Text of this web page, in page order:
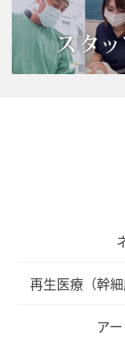
再生医療（幹
ア